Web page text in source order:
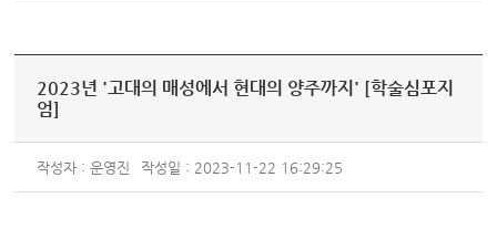
2023년 '고대의 매성에서 현대의 양주까지' [학술심포지
엄]
작성자 : 운영진 작성일 : 2023-11-22 16:29:25